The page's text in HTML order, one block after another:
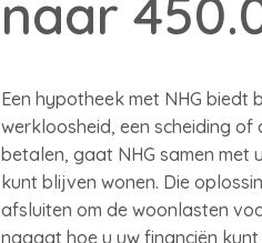
naar
Een hypotheek met NHG biedt
werkloosheid, een scheiding
betalen, gaat NHG samen met
kunt blijven wonen. Die
afsluiten om de woonlasten
nagaat hoe u uw financiën